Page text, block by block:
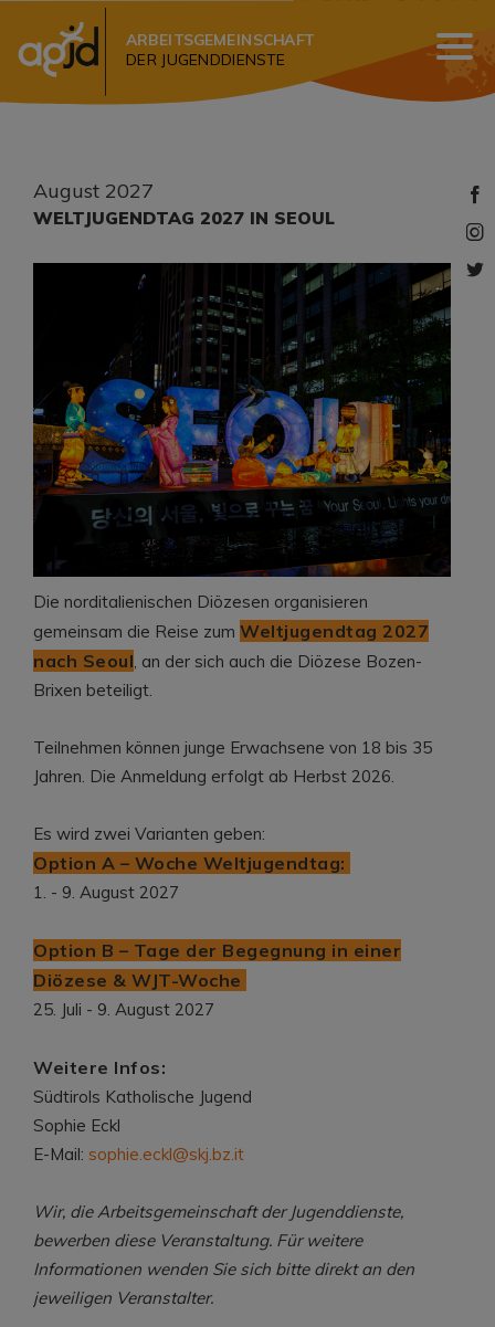
ARBEITSGEMEINSCHAFT
DER JUGENDDIENSTE
August 2027
​WELTJUGENDTAG 2027 IN SEOUL
Die norditalienischen Diözesen organisieren
gemeinsam die Reise zum Weltjugendtag 2027
nach Seoul , an der sich auch die Diözese Bozen-
Brixen beteiligt.
Teilnehmen können junge Erwachsene von 18 bis 35
Jahren. Die Anmeldung erfolgt ab Herbst 2026.
Es wird zwei Varianten geben:
Option A – Woche Weltjugendtag:
1. - 9. August 2027
Option B – Tage der Begegnung in einer
Diözese & WJT-Woche
25. Juli - 9. August 2027
Weitere Infos:
Südtirols Katholische Jugend
Sophie Eckl
E-Mail: sophie.eckl@skj.bz.it
Wir, die Arbeitsgemeinschaft der Jugenddienste,
bewerben diese Veranstaltung. Für weitere
Informationen wenden Sie sich bitte direkt an den
jeweiligen Veranstalter.